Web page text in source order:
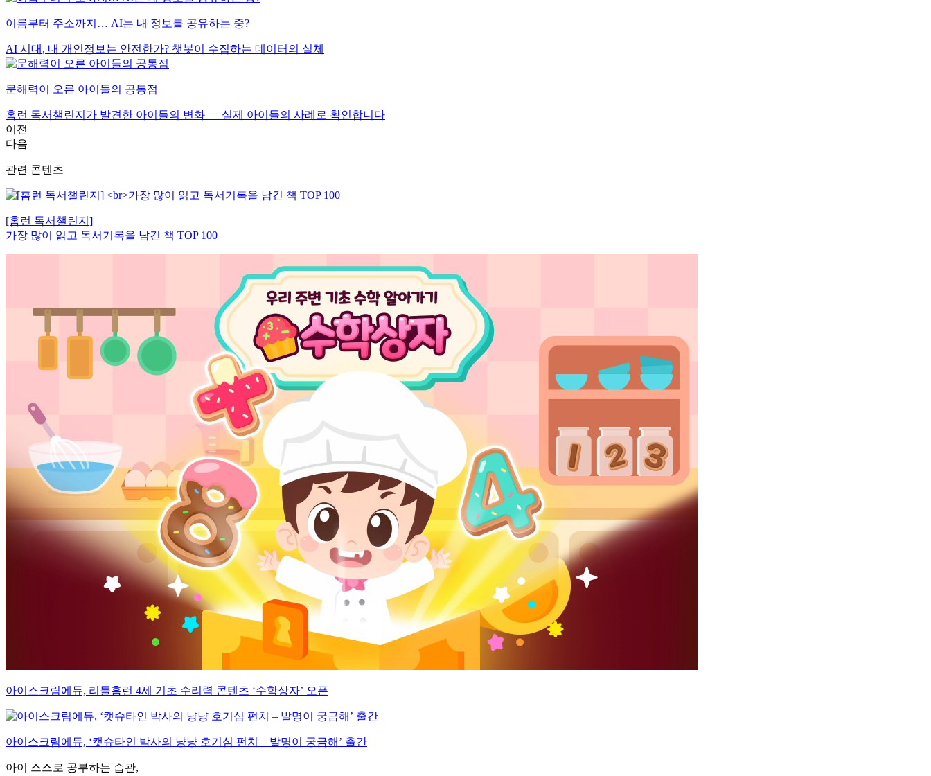
이름부터 주소까지… AI는 내 정보를 공유하는 중?
AI 시대, 내 개인정보는 안전한가? 챗봇이 수집하는 데이터의 실체
문해력이 오른 아이들의 공통점
홈런 독서챌린지가 발견한 아이들의 변화 — 실제 아이들의 사례로 확인합니다
이전
다음
관련 콘텐츠
[홈런 독서챌린지]
가장 많이 읽고 독서기록을 남긴 책 TOP 100
아이스크림에듀, 리틀홈런 4세 기초 수리력 콘텐츠 ‘수학상자’ 오픈
아이스크림에듀, ‘캣슈타인 박사의 냥냥 호기심 펀치 – 발명이 궁금해’ 출간
아이 스스로 공부하는 습관,